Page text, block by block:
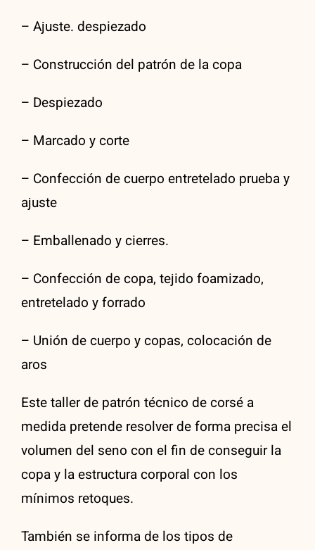
– Ajuste. despiezado
– Construcción del patrón de la copa
– Despiezado
– Marcado y corte
– Confección de cuerpo entretelado prueba y
ajuste
– Emballenado y cierres.
– Confección de copa, tejido foamizado,
entretelado y forrado
– Unión de cuerpo y copas, colocación de
aros
Este taller de patrón técnico de corsé a
medida pretende resolver de forma precisa el
volumen del seno con el fin de conseguir la
copa y la estructura corporal con los
mínimos retoques.
También se informa de los tipos de